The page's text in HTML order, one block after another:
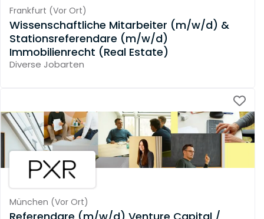
Frankfurt (Vor Ort)
Wissenschaftliche Mitarbeiter (m/w/d) &
Stationsreferendare (m/w/d)
Immobilienrecht (Real Estate)
Diverse Jobarten
München (Vor Ort)